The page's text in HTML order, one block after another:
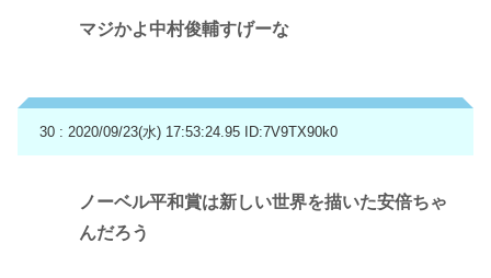
マジかよ中村俊輔すげーな
30 : 2020/09/23(水) 17:53:24.95 ID:7V9TX90k0
ノーベル平和賞は新しい世界を描いた安倍ちゃ
んだろう